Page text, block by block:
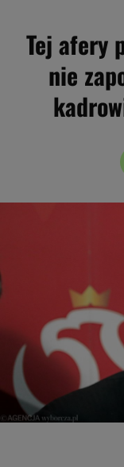
Tej afery
nie